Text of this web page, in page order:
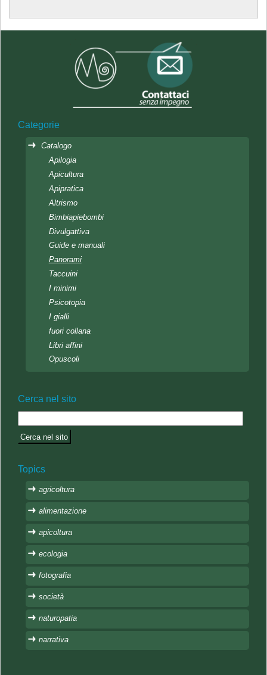
Categorie
Catalogo
Apilogia
Apicultura
Apipratica
Altrismo
Bimbiapiebombi
Divulgattiva
Guide e manuali
Panorami
Taccuini
I minimi
Psicotopia
I gialli
fuori collana
Libri affini
Opuscoli
Cerca nel sito
Topics
agricoltura
alimentazione
apicoltura
ecologia
fotografia
società
naturopatia
narrativa